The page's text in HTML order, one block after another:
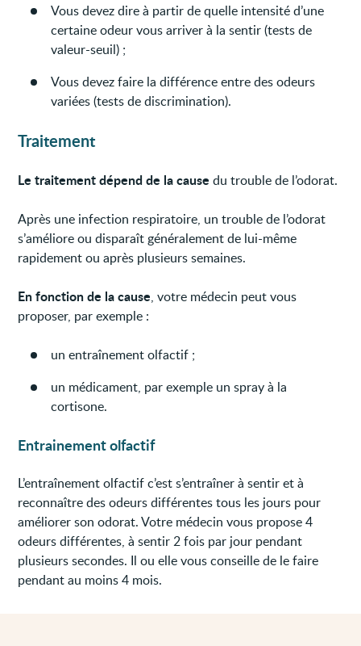
Vous devez dire à partir de quelle intensité d’une
certaine odeur vous arriver à la sentir (tests de
valeur-seuil) ;
Vous devez faire la différence entre des odeurs
variées (tests de discrimination).
Traitement
Le traitement dépend de la causedu trouble de l’odorat.
Après une infection respiratoire, un trouble de l’odorat
s’améliore ou disparaît généralement de lui-même
rapidement ou après plusieurs semaines.
En fonction de la cause, votre médecin peut vous
proposer, par exemple :
un entraînement olfactif ;
un médicament, par exemple un spray à la
cortisone.
Entrainement olfactif
L’entraînement olfactif c’est s’entraîner à sentir et à
reconnaître des odeurs différentes tous les jours pour
améliorer son odorat. Votre médecin vous propose 4
odeurs différentes, à sentir 2 fois par jour pendant
plusieurs secondes. Il ou elle vous conseille de le faire
pendant au moins 4 mois.